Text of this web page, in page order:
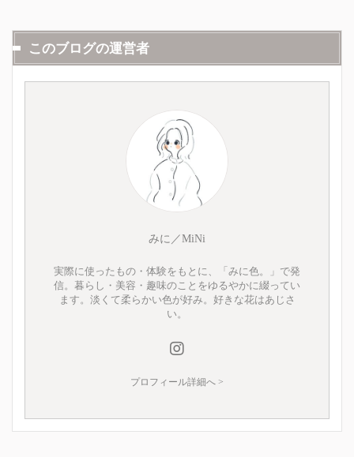
このブログの運営者
みに／MiNi
実際に使ったもの・体験をもとに、「みに色。」で発
信。暮らし・美容・趣味のことをゆるやかに綴ってい
ます。淡くて柔らかい色が好み。好きな花はあじさ
い。
プロフィール詳細へ >